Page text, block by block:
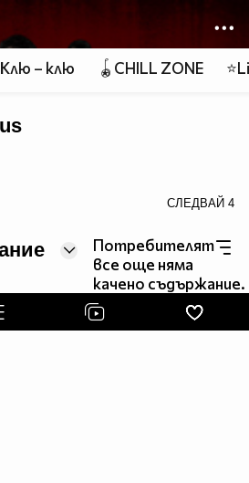
Клю – клю 🪀CHILL ZONE
СЛЕДВАЙ 4
Потребителят
все още няма
качено съдържание.